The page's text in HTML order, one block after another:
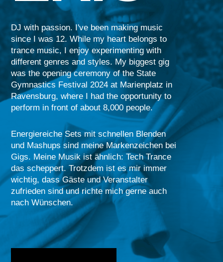
DJ with passion. I've been making music
since I was 12. While my heart belongs to
trance music, I enjoy experimenting with
different genres and styles. My biggest gig
was the opening ceremony of the State
Gymnastics Festival 2024 at Marienplatz in
Ravensburg, where I had the opportunity to
perform in front of about 8,000 people.
Energiereiche Sets mit schnellen Blenden
und Mashups sind meine Markenzeichen bei
Gigs. Meine Musik ist ähnlich: Tech Trance
das scheppert. Trotzdem ist es mir immer
wichtig, dass Gäste und Veranstalter
zufrieden sind und richte mich gerne auch
nach Wünschen.